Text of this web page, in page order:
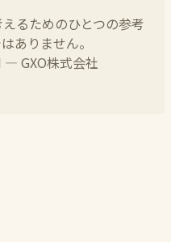
るためのひとつの参考
ありません。
— GXO株式会社